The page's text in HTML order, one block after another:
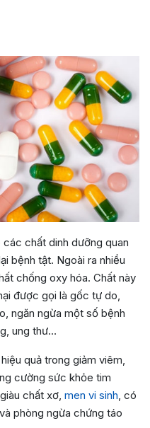
chất dinh dưỡng quan
bệnh tật. Ngoài ra nhiều
chống oxy hóa. Chất này
được gọi là gốc tự do,
ngăn ngừa một số bệnh
ung thư…
quả trong giảm viêm,
cường sức khỏe tim
chất xơ, men vi sinh, có
phòng ngừa chứng táo